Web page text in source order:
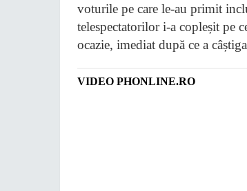
voturile pe care le-au primit
telespectatorilor i-a copleșit pe
ocazie, imediat după ce a
VIDEO PHONLINE.RO